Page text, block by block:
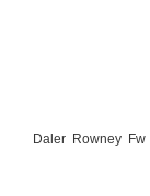
Daler Rowney Fw